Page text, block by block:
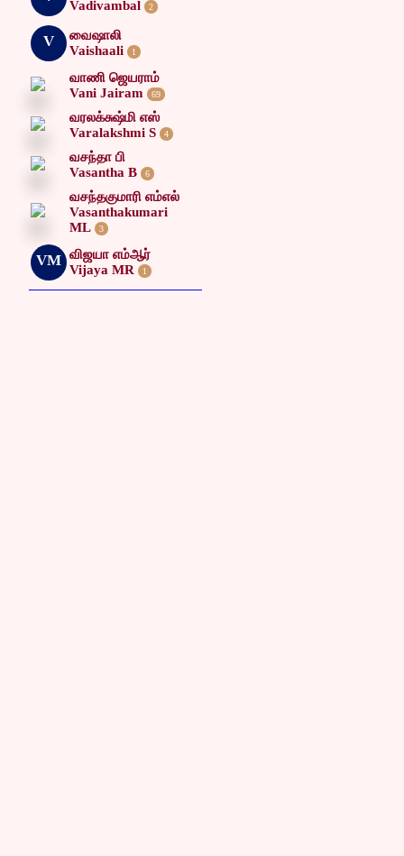
Vadivambal 2
V
வைஷாலி
Vaishaali
1
வாணி ஜெயராம்
Vani Jairam
69
வரலக்சுஷ்மி எஸ்
Varalakshmi S
4
வசந்தா பி
Vasantha B
6
வசந்தகுமாரி எம்எல்
Vasanthakumari
ML
3
VM விஜயா எம்ஆர்
Vijaya MR
1